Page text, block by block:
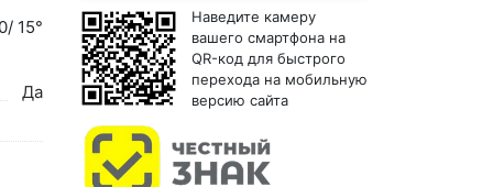
Наведите камеру
вашего смартфона на
QR-код для быстрого
перехода на мобильную
версию сайта
15°
Да